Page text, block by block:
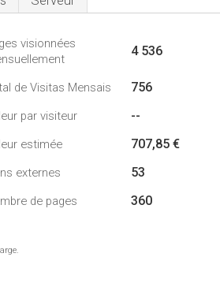
visionnées
4 536
de Visitas Mensais 756
par visiteur --
estimée 707,85 €
externes 53
de pages 360